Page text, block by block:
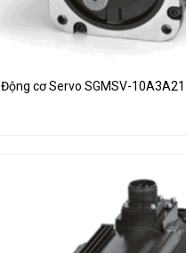
Động cơ Servo SGMSV-10A3A21